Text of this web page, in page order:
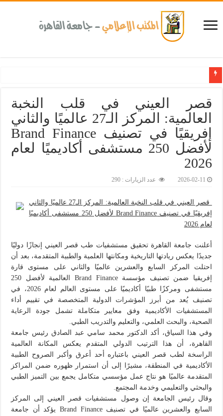
قصر العيني في قلب النخبة
العالمية: المركز الـ27 عالميًا والثاني
إفريقيًا في تصنيف Brand Finance
لأفضل 250 مستشفى أكاديميًا لعام
2026‎
2026-02-11 عدد الزيارات : 290
قصر العيني في قلب النخبة العالمية: المركز الـ27 عالميًا والثاني
إفريقيًا في تصنيف Brand Finance لأفضل 250 مستشفى أكاديميًا
لعام 2026
أعلنت جامعة القاهرة تحقيق مستشفيات طب قصر العيني إنجازًا دوليًا
جديدًا يعكس ريادتها التاريخية ومكانتها العلمية والطبية المتقدمة، بعد أن
احتلت المركز السابع والعشرين عالميًا والثاني على مستوى قارة
إفريقيا ضمن تصنيف مؤسسة Brand Finance العالمية لأفضل 250
مستشفى ومركزًا طبيًا أكاديميًا على مستوى العالم لعام 2026، في
تصنيف يُعد من أبرز المؤشرات الدولية المتخصصة في تقييم أداء
المستشفيات الأكاديمية وفق معايير متكاملة تشمل جودة الرعاية
الصحية، والبحث العلمي، والتعليم والتدريب الطبي.
وفي هذا السياق، أكد الدكتور محمد سامي عبد الصادق رئيس جامعة
القاهرة، أن هذا الترتيب الدولي المتقدم يعكس المكانة العالمية
الراسخة لطب قصر العيني باعتباره أحد أعرق وأكبر الصروح الطبية
الأكاديمية في المنطقة، مشيرًا إلى أن استمرار ظهوره ضمن المراكز
المتقدمة عالميًا هو نتاج عمل مؤسسي متكامل يجمع بين التميز الطبي
والبحثي والتعليمي وخدمة المجتمع.
وقال رئيس الجامعة إن وصول مستشفيات قصر العيني إلى المركز
السابع والعشرين عالميًا في تصنيف Brand Finance يؤكد أن جامعة